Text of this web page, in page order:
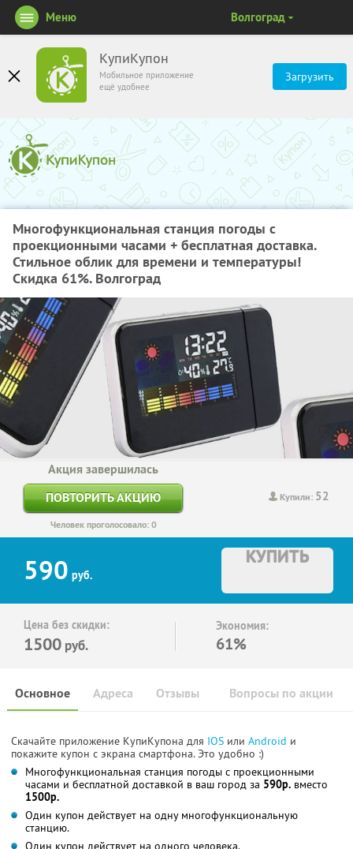
КупиКупон
Мобильное приложение
ещё удобнее
Загрузить
Меню Волгоград
Многофункциональная станция погоды с
проекционными часами + бесплатная доставка.
Стильное облик для времени и температуры!
Скидка 61%. Волгоград
Купили: 52
Акция завершилась
ПОВТОРИТЬ АКЦИЮ
Человек проголосовало: 0
590 руб.
КУПИТЬ
Цена без скидки:
1500 руб.
Экономия:
61%
Основное Отзывы Вопросы по акции
Адреса
Скачайте приложение КупиКупона для IOS или Android и
покажите купон с экрана смартфона. Это удобно :)
Многофункциональная станция погоды с проекционными
часами и бесплатной доставкой в ваш город за 590р. вместо
1500р.
Один купон действует на одну многофункциональную
станцию.
Один купон действует на одного человека.